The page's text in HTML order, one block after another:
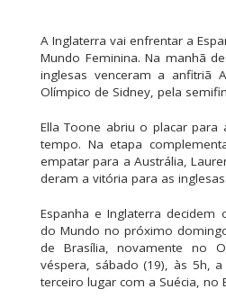
A Inglaterra vai enfrentar a
Mundo Feminina. Na manhã
inglesas venceram a anfitriã
Olímpico de Sidney, pela
Ella Toone abriu o placar para
tempo. Na etapa
empatar para a Austrália,
deram a vitória para as inglesas.
Espanha e Inglaterra
do Mundo no próximo
de Brasília, novamente no
véspera, sábado (19), às 5h,
terceiro lugar com a Suécia, no